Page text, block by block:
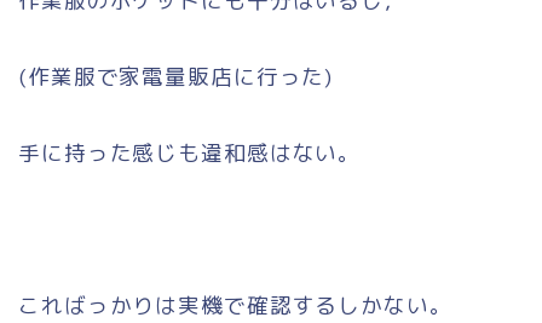
(作業服で家電量販店に行った)
手に持った感じも違和感はない。
こればっかりは実機で確認するしかない。